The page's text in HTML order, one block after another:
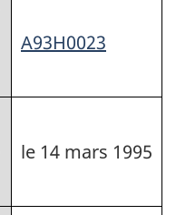
A93H0023
le 14 mars 1995